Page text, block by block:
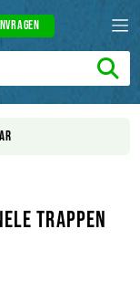
trappen